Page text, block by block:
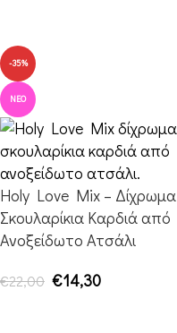
-35%
ΝΈΟ
Holy Love Mix – Δίχρωμα
Σκουλαρίκια Καρδιά από
Ανοξείδωτο Ατσάλι
€22,00 €14,30